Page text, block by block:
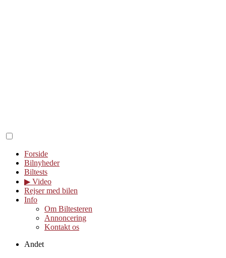
Forside
Bilnyheder
Biltests
▶︎ Video
Rejser med bilen
Info
Om Biltesteren
Annoncering
Kontakt os
Andet